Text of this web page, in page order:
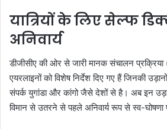
यात्रियों के लिए सेल्फ
अनिवार्य
डीजीसीए की ओर से जारी मानक संचालन
एयरलाइनों को विशेष निर्देश दिए गए हैं जिनकी
संपर्क युगांडा और कांगो जैसे देशों से है। अब इन
विमान से उतरने से पहले अनिवार्य रूप से स्व-घोषणा